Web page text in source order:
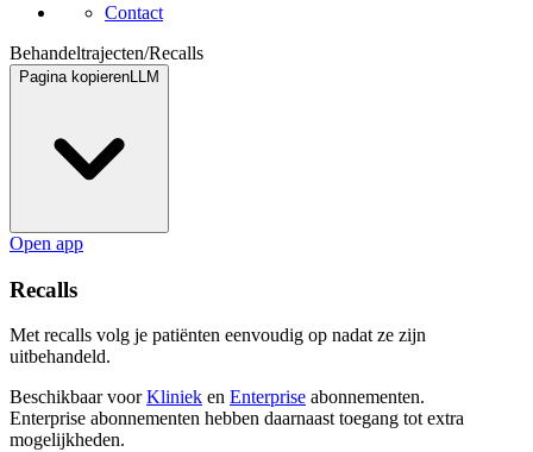
Contact
Behandeltrajecten/Recalls
Pagina kopierenLLM
Open app
Recalls
Met recalls volg je patiënten eenvoudig op nadat ze zijn
uitbehandeld.
Beschikbaar voorKliniek en Enterprise abonnementen.
Enterprise abonnementen hebben daarnaast toegang tot extra
mogelijkheden.